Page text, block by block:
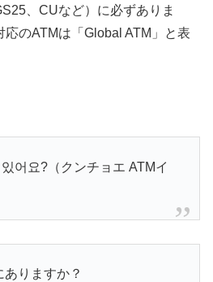
、CUなど）に必ずありま
のATMは「Global ATM」と表
어요?（クンチョエ ATMイ
りますか？